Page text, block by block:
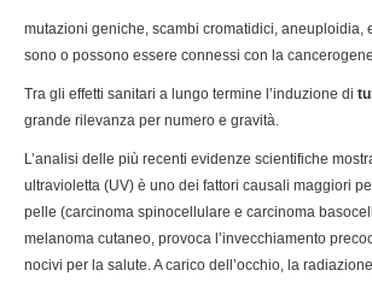
mutazioni geniche, scambi cromatidici, aneuploidia,
sono o possono essere connessi con la
Tra gli effetti sanitari a lungo termine l’induzione di
grande rilevanza per numero e gravità.
L’analisi delle più recenti evidenze scientifiche
ultravioletta (UV) è uno dei fattori causali maggiori
pelle (carcinoma spinocellulare e carcinoma
melanoma cutaneo, provoca l’invecchiamento
nocivi per la salute. A carico dell’occhio, la